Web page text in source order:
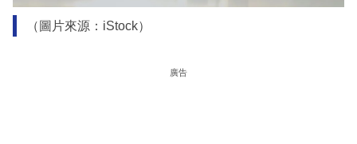
（圖片來源：iStock）
廣告